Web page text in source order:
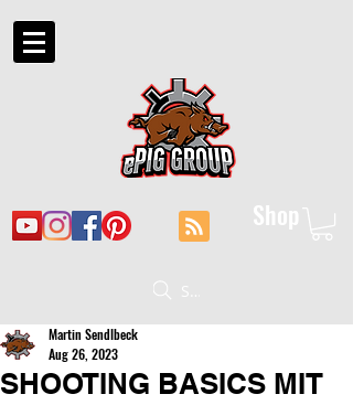
Shop
Suche
SHOOTING BASICS MIT
Martin Sendlbeck
Aug 26, 2023